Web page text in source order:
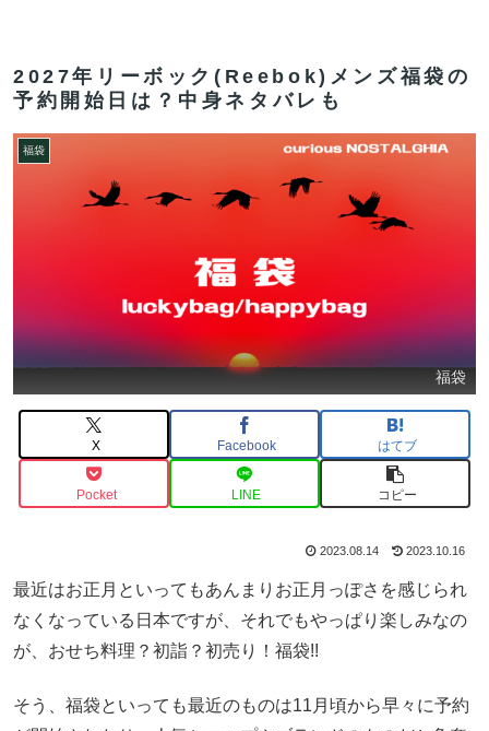
2027年リーボック(Reebok)メンズ福袋の
予約開始日は？中身ネタバレも
福袋
福袋
X Facebook はてブ
Pocket LINE コピー
2023.08.14 2023.10.16
最近はお正月といってもあんまりお正月っぽさを感じられ
なくなっている日本ですが、それでもやっぱり楽しみなの
が、おせち料理？初詣？初売り！福袋!!
そう、福袋といっても最近のものは11月頃から早々に予約